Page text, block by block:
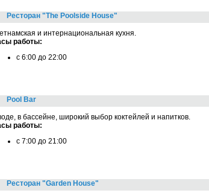
Ресторан "The Poolside House"
и интернациональная кухня.
работы:
c 6:00 до 22:00
Pool Bar
в бассейне, широкий выбор коктейлей и напитков.
работы:
c 7:00 до 21:00
Ресторан "Garden House"